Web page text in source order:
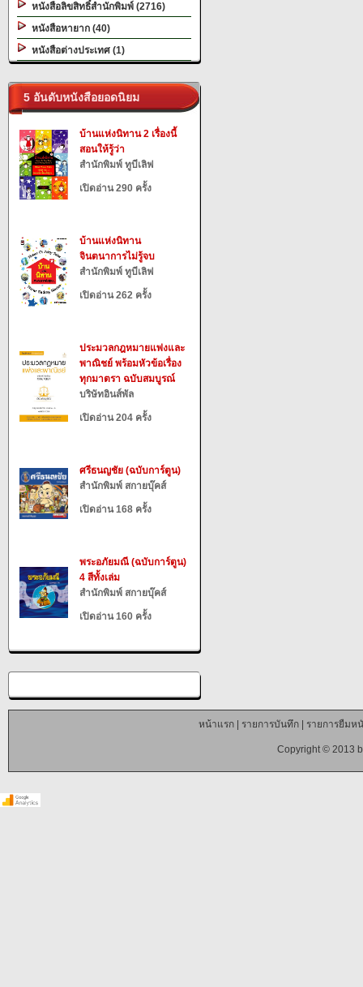
หนังสือลิขสิทธิ์สำนักพิมพ์ (2716)
หนังสือหายาก (40)
หนังสือต่างประเทศ (1)
5 อันดับหนังสือยอดนิยม
บ้านแห่งนิทาน 2 เรื่องนี้
สอนให้รู้ว่า
สำนักพิมพ์ ทูบีเลิฟ
เปิดอ่าน 290 ครั้ง
บ้านแห่งนิทาน
จินตนาการไม่รู้จบ
สำนักพิมพ์ ทูบีเลิฟ
เปิดอ่าน 262 ครั้ง
ประมวลกฎหมายแพ่งและ
พาณิชย์ พร้อมหัวข้อเรื่อง
ทุกมาตรา ฉบับสมบูรณ์
บริษัทอินส์พัล
เปิดอ่าน 204 ครั้ง
ศรีธนญชัย (ฉบับการ์ตูน)
สำนักพิมพ์ สกายบุ๊คส์
เปิดอ่าน 168 ครั้ง
พระอภัยมณี (ฉบับการ์ตูน)
4 สีทั้งเล่ม
สำนักพิมพ์ สกายบุ๊คส์
เปิดอ่าน 160 ครั้ง
หน้าแรก| รายการบันทึก| รายการยืมห
Copyright © 2013